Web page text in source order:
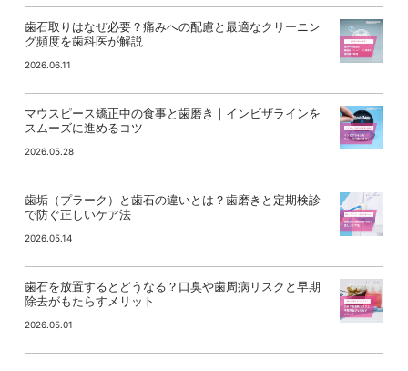
歯石取りはなぜ必要？痛みへの配慮と最適なクリーニン
グ頻度を歯科医が解説
2026.06.11
マウスピース矯正中の食事と歯磨き｜インビザラインを
スムーズに進めるコツ
2026.05.28
歯垢（プラーク）と歯石の違いとは？歯磨きと定期検診
で防ぐ正しいケア法
2026.05.14
歯石を放置するとどうなる？口臭や歯周病リスクと早期
除去がもたらすメリット
2026.05.01